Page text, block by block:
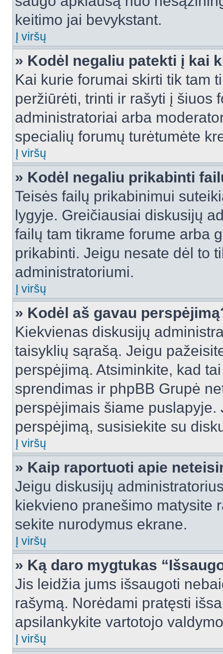
keitimo jai bevykstant.
Į viršų
» Kodėl negaliu patekti į kai
Kai kurie forumai skirti tik tam
peržiūrėti, trinti ir rašyti į šiuos
administratoriai arba
specialių forumų turėtumėte
Į viršų
» Kodėl negaliu prikabinti
Teisės failų prikabinimui
lygyje. Greičiausiai diskusijų
failų tam tikrame forume arba
prikabinti. Jeigu nesate dėl to
administratoriumi.
Į viršų
» Kodėl aš gavau
Kiekvienas diskusijų
taisyklių sąrašą. Jeigu
perspėjimą. Atsiminkite, kad
sprendimas ir phpBB Grupė
perspėjimais šiame
perspėjimą, susisiekite su
Į viršų
» Kaip raportuoti apie
Jeigu diskusijų
kiekvieno pranešimo matysite
sekite nurodymus ekrane.
Į viršų
» Ką daro mygtukas
Jis leidžia jums išsaugoti
rašymą. Norėdami pratęsti
apsilankykite vartotojo
Į viršų